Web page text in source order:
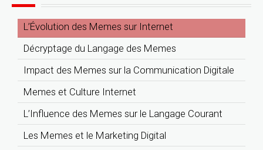
L’Évolution des Memes sur Internet
Décryptage du Langage des Memes
Impact des Memes sur la Communication Digitale
Memes et Culture Internet
L’Influence des Memes sur le Langage Courant
Les Memes et le Marketing Digital